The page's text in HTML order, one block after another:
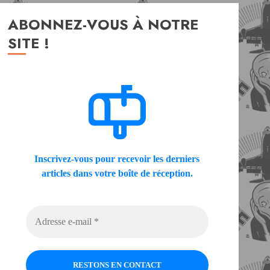
ABONNEZ-VOUS À NOTRE
SITE !
Inscrivez-vous pour recevoir les derniers
articles dans votre boîte de réception.